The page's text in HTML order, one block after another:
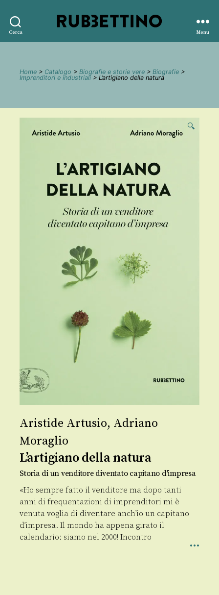
Cerca
editore
Menu
Home > Catalogo > Biografie e storie vere > Biografie >
Imprenditori e industriali > L’artigiano della natura
🔍
Aristide Artusio, Adriano
Moraglio
L’artigiano della natura
Storia di un venditore diventato capitano d'impresa
«Ho sempre fatto il venditore ma dopo tanti
anni di frequentazioni di imprenditori mi è
venuta voglia di diventare anch’io un capitano
d’impresa. Il mondo ha appena girato il
calendario: siamo nel 2000! Incontro